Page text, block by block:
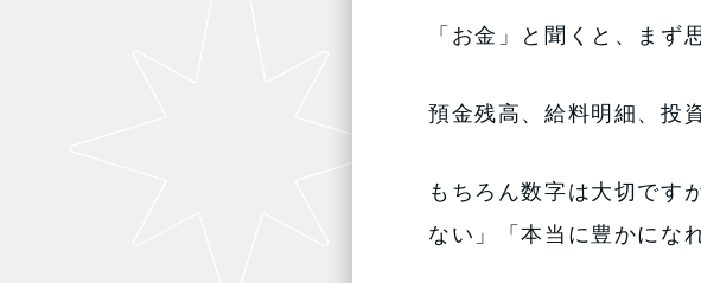
「お金」と聞くと、まず
預金残高、給料明細、投
もちろん数字は大切です
ない」「本当に豊かにな